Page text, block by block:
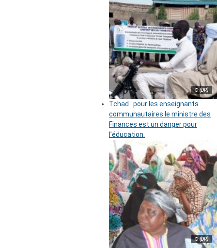
© (DR)
Tchad : pour les enseignants
communautaires le ministre des
Finances est un danger pour
l’éducation.
© (DR)